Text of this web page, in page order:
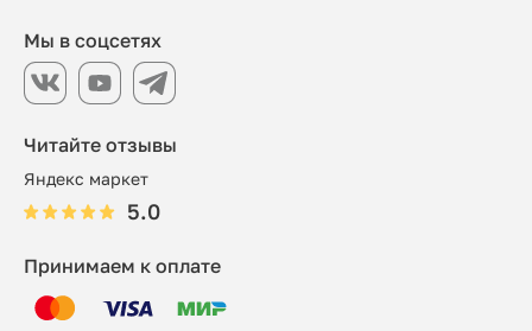
Читайте отзывы
Яндекс маркет
5.0
Принимаем к оплате
Мы в соцсетях